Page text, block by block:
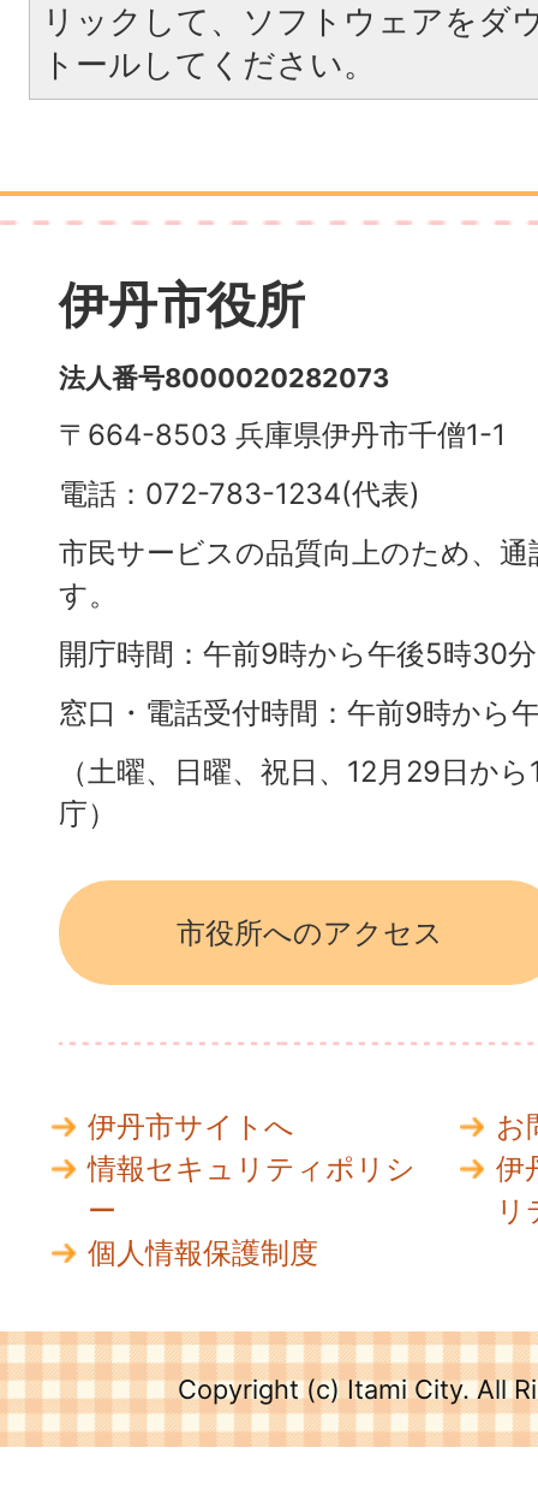
リックして、ソフトウェアをダ
トールしてください。
伊丹市役所
法人番号8000020282073
〒664-8503 兵庫県伊丹市千僧1-1
電話：072-783-1234(代表)
市民サービスの品質向上のため、
す。
開庁時間：午前9時から午後5時30
窓口・電話受付時間：午前9時から
（土曜、日曜、祝日、12月29日か
庁）
市役所へのアクセス
伊丹市サイトへ
お
情報セキュリティポリシ
ー
伊
リ
個人情報保護制度
Copyright (c) Itami City. All